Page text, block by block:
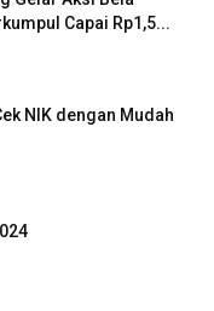
Capai Rp1,5...
NIK dengan Mudah